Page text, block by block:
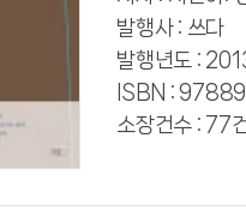
발행사 : 쓰다
발행년도 :
ISBN :
소장건수 : 77